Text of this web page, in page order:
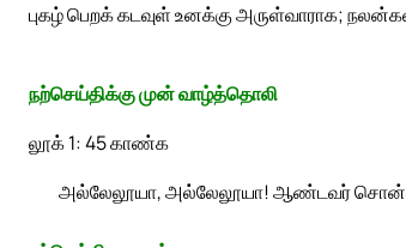
புகழ் பெறக் கடவுள் உனக்கு அருள்வாராக;
நற்செய்திக்கு முன் வாழ்த்தொலி
லூக் 1: 45 காண்க
அல்லேலூயா, அல்லேலூயா! ஆண்டவர் சொன்ன